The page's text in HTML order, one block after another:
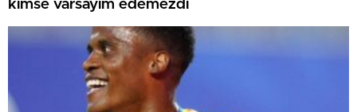
kimse varsayım edemezdi